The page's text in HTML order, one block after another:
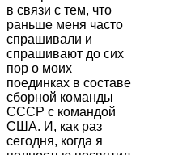
в связи с тем, что
раньше меня часто
спрашивали и
спрашивают до сих
пор о моих
поединках в составе
сборной команды
СССР с командой
США. И, как раз
сегодня, когда я